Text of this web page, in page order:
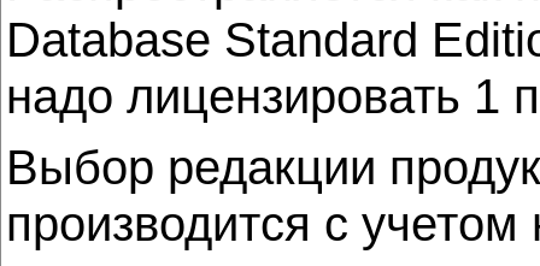
Database Standard
надо лицензировать 1
Выбор редакции
производится с